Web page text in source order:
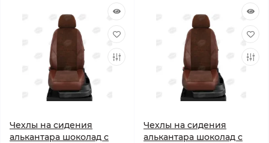
Чехлы на сидения
алькантара шоколад с
Чехлы на сидения
алькантара шоколад с